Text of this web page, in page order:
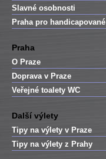
Slavné osobnosti
Praha pro handicapované
Praha
O Praze
Doprava v Praze
Veřejné toalety WC
Další výlety
Tipy na výlety v Praze
Tipy na výlety z Prahy